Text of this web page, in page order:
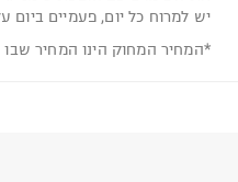
יש למרוח כל יום, פעמיים ביום
*המחיר המחוק הינו המחיר